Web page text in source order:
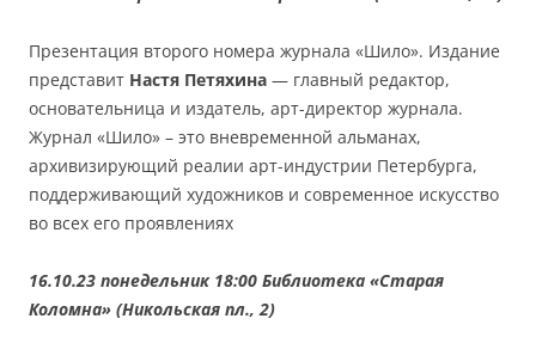
Презентация второго номера журнала «Шило». Издание
представит Настя Петяхина — главный редактор,
основательница и издатель, арт-директор журнала.
Журнал «Шило» – это вневременной альманах,
архивизирующий реалии арт-индустрии Петербурга,
поддерживающий художников и современное искусство
во всех его проявлениях
16.10.23 понедельник 18:00 Библиотека «Старая
Коломна» (Никольская пл., 2)